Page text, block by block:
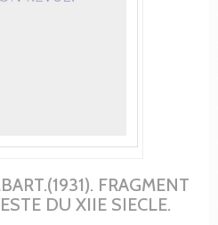
FRAGMENT
DU XIIE SIECLE.